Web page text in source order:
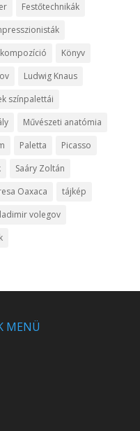
Festőtechnikák
kompozíció
Könyv
Ludwig Knaus
színpalettái
Művészeti anatómia
Paletta
Picasso
Saáry Zoltán
Oaxaca
tájkép
volegov
MENÜ